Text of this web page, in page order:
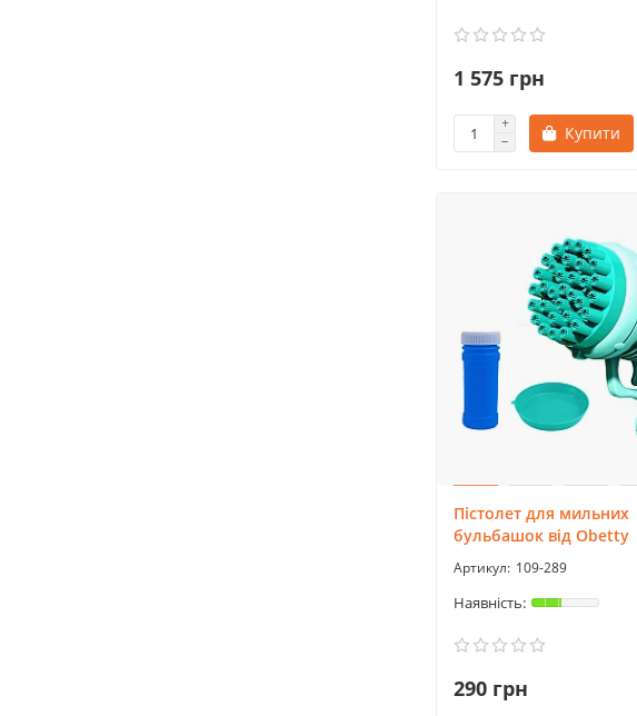
1 575 грн
Купити
Пістолет для мильних
бульбашок від Obetty
109-289
290 грн